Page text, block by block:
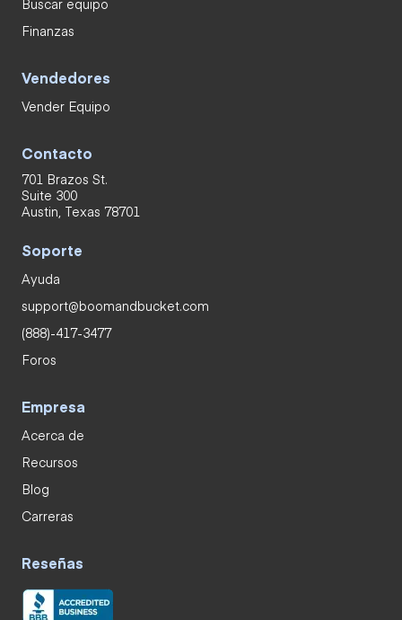
Finanzas
Vendedores
Vender Equipo
Contacto
701 Brazos St.
Suite 300
Austin, Texas 78701
Soporte
Ayuda
support@boomandbucket.com
(888)-417-3477
Foros
Empresa
Acerca de
Recursos
Blog
Carreras
Reseñas